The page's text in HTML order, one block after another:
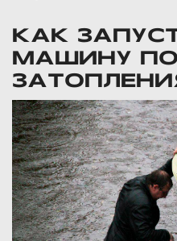
КАК
МАШИНУ